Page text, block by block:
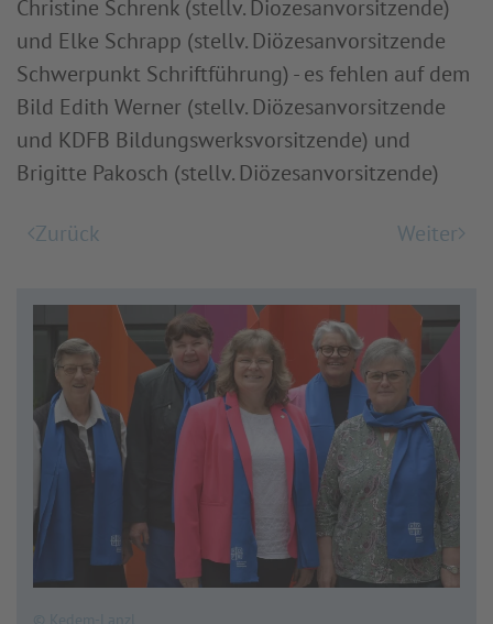
Christine Schrenk (stellv. Diozesanvorsitzende)
und Elke Schrapp (stellv. Diözesanvorsitzende
Schwerpunkt Schriftführung) - es fehlen auf dem
Bild Edith Werner (stellv. Diözesanvorsitzende
und KDFB Bildungswerksvorsitzende) und
Brigitte Pakosch (stellv. Diözesanvorsitzende)
Zurück Weiter